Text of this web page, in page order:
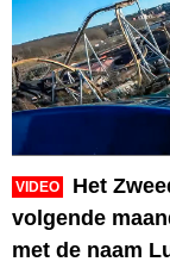
VIDEO
Het
volgende
met de naam